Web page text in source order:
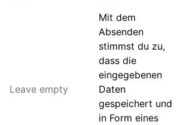
Mit dem
Absenden
stimmst du zu,
dass die
eingegebenen
Daten
gespeichert und
in Form eines